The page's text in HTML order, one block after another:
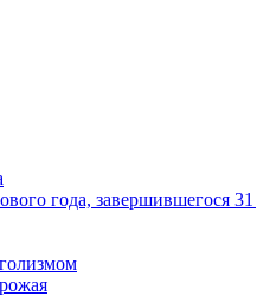
года, завершившегося 31